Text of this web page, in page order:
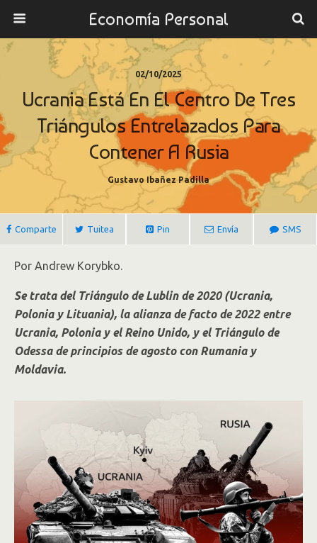
Economía Personal
02/10/2025
Ucrania Está En El Centro De Tres
Triángulos Entrelazados Para
Contener A Rusia
Gustavo Ibañez Padilla
Comparte Tuitea Pin Envía SMS
Por Andrew Korybko.
Se trata del Triángulo de Lublin de 2020 (Ucrania,
Polonia y Lituania), la alianza de facto de 2022 entre
Ucrania, Polonia y el Reino Unido, y el Triángulo de
Odessa de principios de agosto con Rumania y
Moldavia.